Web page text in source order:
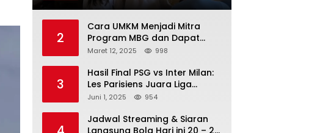
2
Cara UMKM Menjadi Mitra
Program MBG dan Dapat
Modal Hingga Rp500 Juta
Maret 12, 2025 998
3
Hasil Final PSG vs Inter Milan:
Les Parisiens Juara Liga
Champions 2025 usai Bantai il
Juni 1, 2025 954
Jadwal Streaming & Siaran
Langsung Bola Hari ini 20 – 21